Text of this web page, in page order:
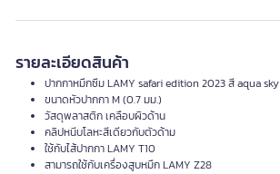
รายละเอียดสินค้า
ปากกาหมึกซึม LAMY safari edition 2023 สี aqua sky
ขนาดหัวปากกา M (0.7 มม.)
วัสดุพลาสติก เคลือบผิวด้าน
คลิปหนีบโลหะสีเดียวกับตัวด้าม
ใช้กับไส้ปากกา LAMY T10
สามารถใช้กับเครื่องสูบหมึก LAMY Z28